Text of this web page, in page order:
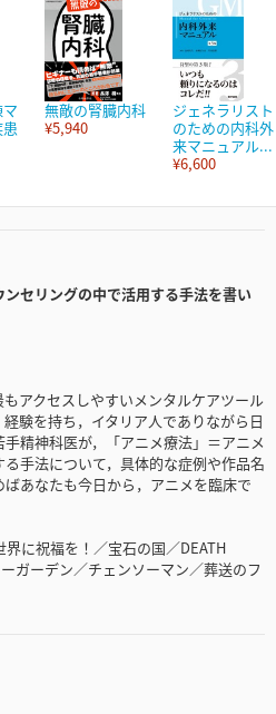
無敵の腎臓内科
¥5,940
ジェネラリスト
のための内科外
来マニュアル...
¥6,600
セリングの中で活用する手法を書い
アクセスしやすいメンタルケアツール
験を持ち，イタリア人でありながら日
精神科医が，「アニメ療法」＝アニメ
手法について，具体的な症例や作品名
あなたも今日から，アニメを臨床で
に祝福を！／宝石の国／DEATH
ガーデン／チェンソーマン／葬送のフ